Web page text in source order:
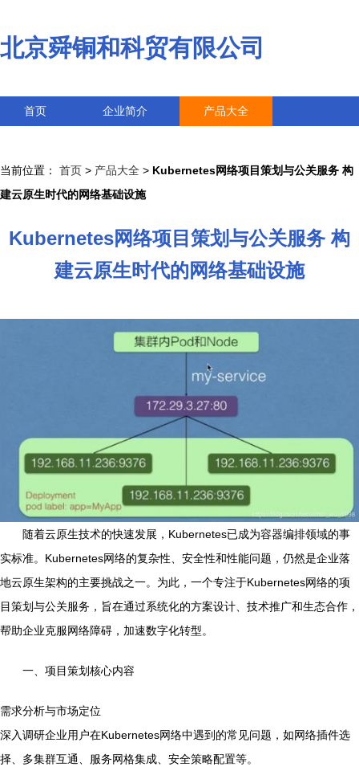
北京舜铜和科贸有限公司
首页 企业简介 产品大全
当前位置： 首页 > 产品大全 > Kubernetes网络项目策划与公关服务 构
建云原生时代的网络基础设施
Kubernetes网络项目策划与公关服务 构
建云原生时代的网络基础设施
随着云原生技术的快速发展，Kubernetes已成为容器编排领域的事
实标准。Kubernetes网络的复杂性、安全性和性能问题，仍然是企业落
地云原生架构的主要挑战之一。为此，一个专注于Kubernetes网络的项
目策划与公关服务，旨在通过系统化的方案设计、技术推广和生态合作，
帮助企业克服网络障碍，加速数字化转型。
一、项目策划核心内容
需求分析与市场定位
深入调研企业用户在Kubernetes网络中遇到的常见问题，如网络插件选
择、多集群互通、服务网格集成、安全策略配置等。